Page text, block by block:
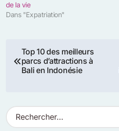
de la vie
Dans "Expatriation"
Navigation
de
Top 10 des meilleurs
parcs d’attractions à
Bali en Indonésie
R
e